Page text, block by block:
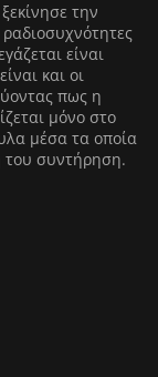
την
ραδιοσυχνότητες
είναι
και οι
πως η
μόνο στο
μέσα τα οποία
του συντήρηση.